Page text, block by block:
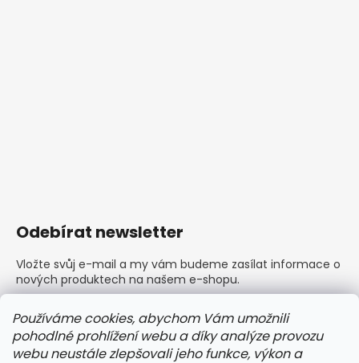
Používáme cookies, abychom Vám umožnili
pohodlné prohlížení webu a díky analýze provozu
webu neustále zlepšovali jeho funkce, výkon a
Odebírat newsletter
Vložte svůj e-mail a my vám budeme zasílat informace o
nových produktech na našem e-shopu.
Vložením e-mailu souhlasíte spodmínkami ochrany
osobních údajů